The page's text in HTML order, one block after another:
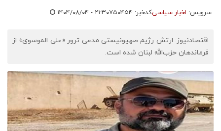
سرویس: اخبار سیاسیکدخبر: ۷۵۰۴۵۴ ۱۴۰۴/۰۸/۰۴ - ۲۱:۳۰
اقتصادنیوز: ارتش رژیم صهیونیستی مدعی ترور «علی الموسوی» از
فرماندهان حزب‌الله لبنان شده است.